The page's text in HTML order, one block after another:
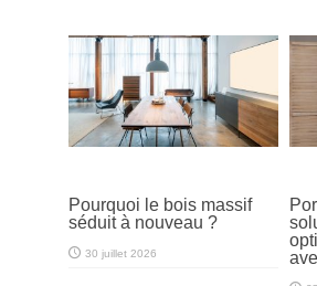
Pourquoi le bois massif
séduit à nouveau ?
30 juillet 2026